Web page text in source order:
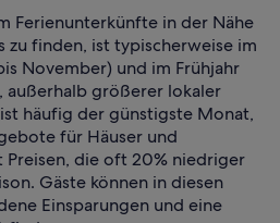
Ferienunterkünfte in der Nähe
zu finden, ist typischerweise im
November) und im Frühjahr
außerhalb größerer lokaler
häufig der günstigste Monat,
für Häuser und
die oft 20% niedriger
Gäste können in diesen
Einsparungen und eine